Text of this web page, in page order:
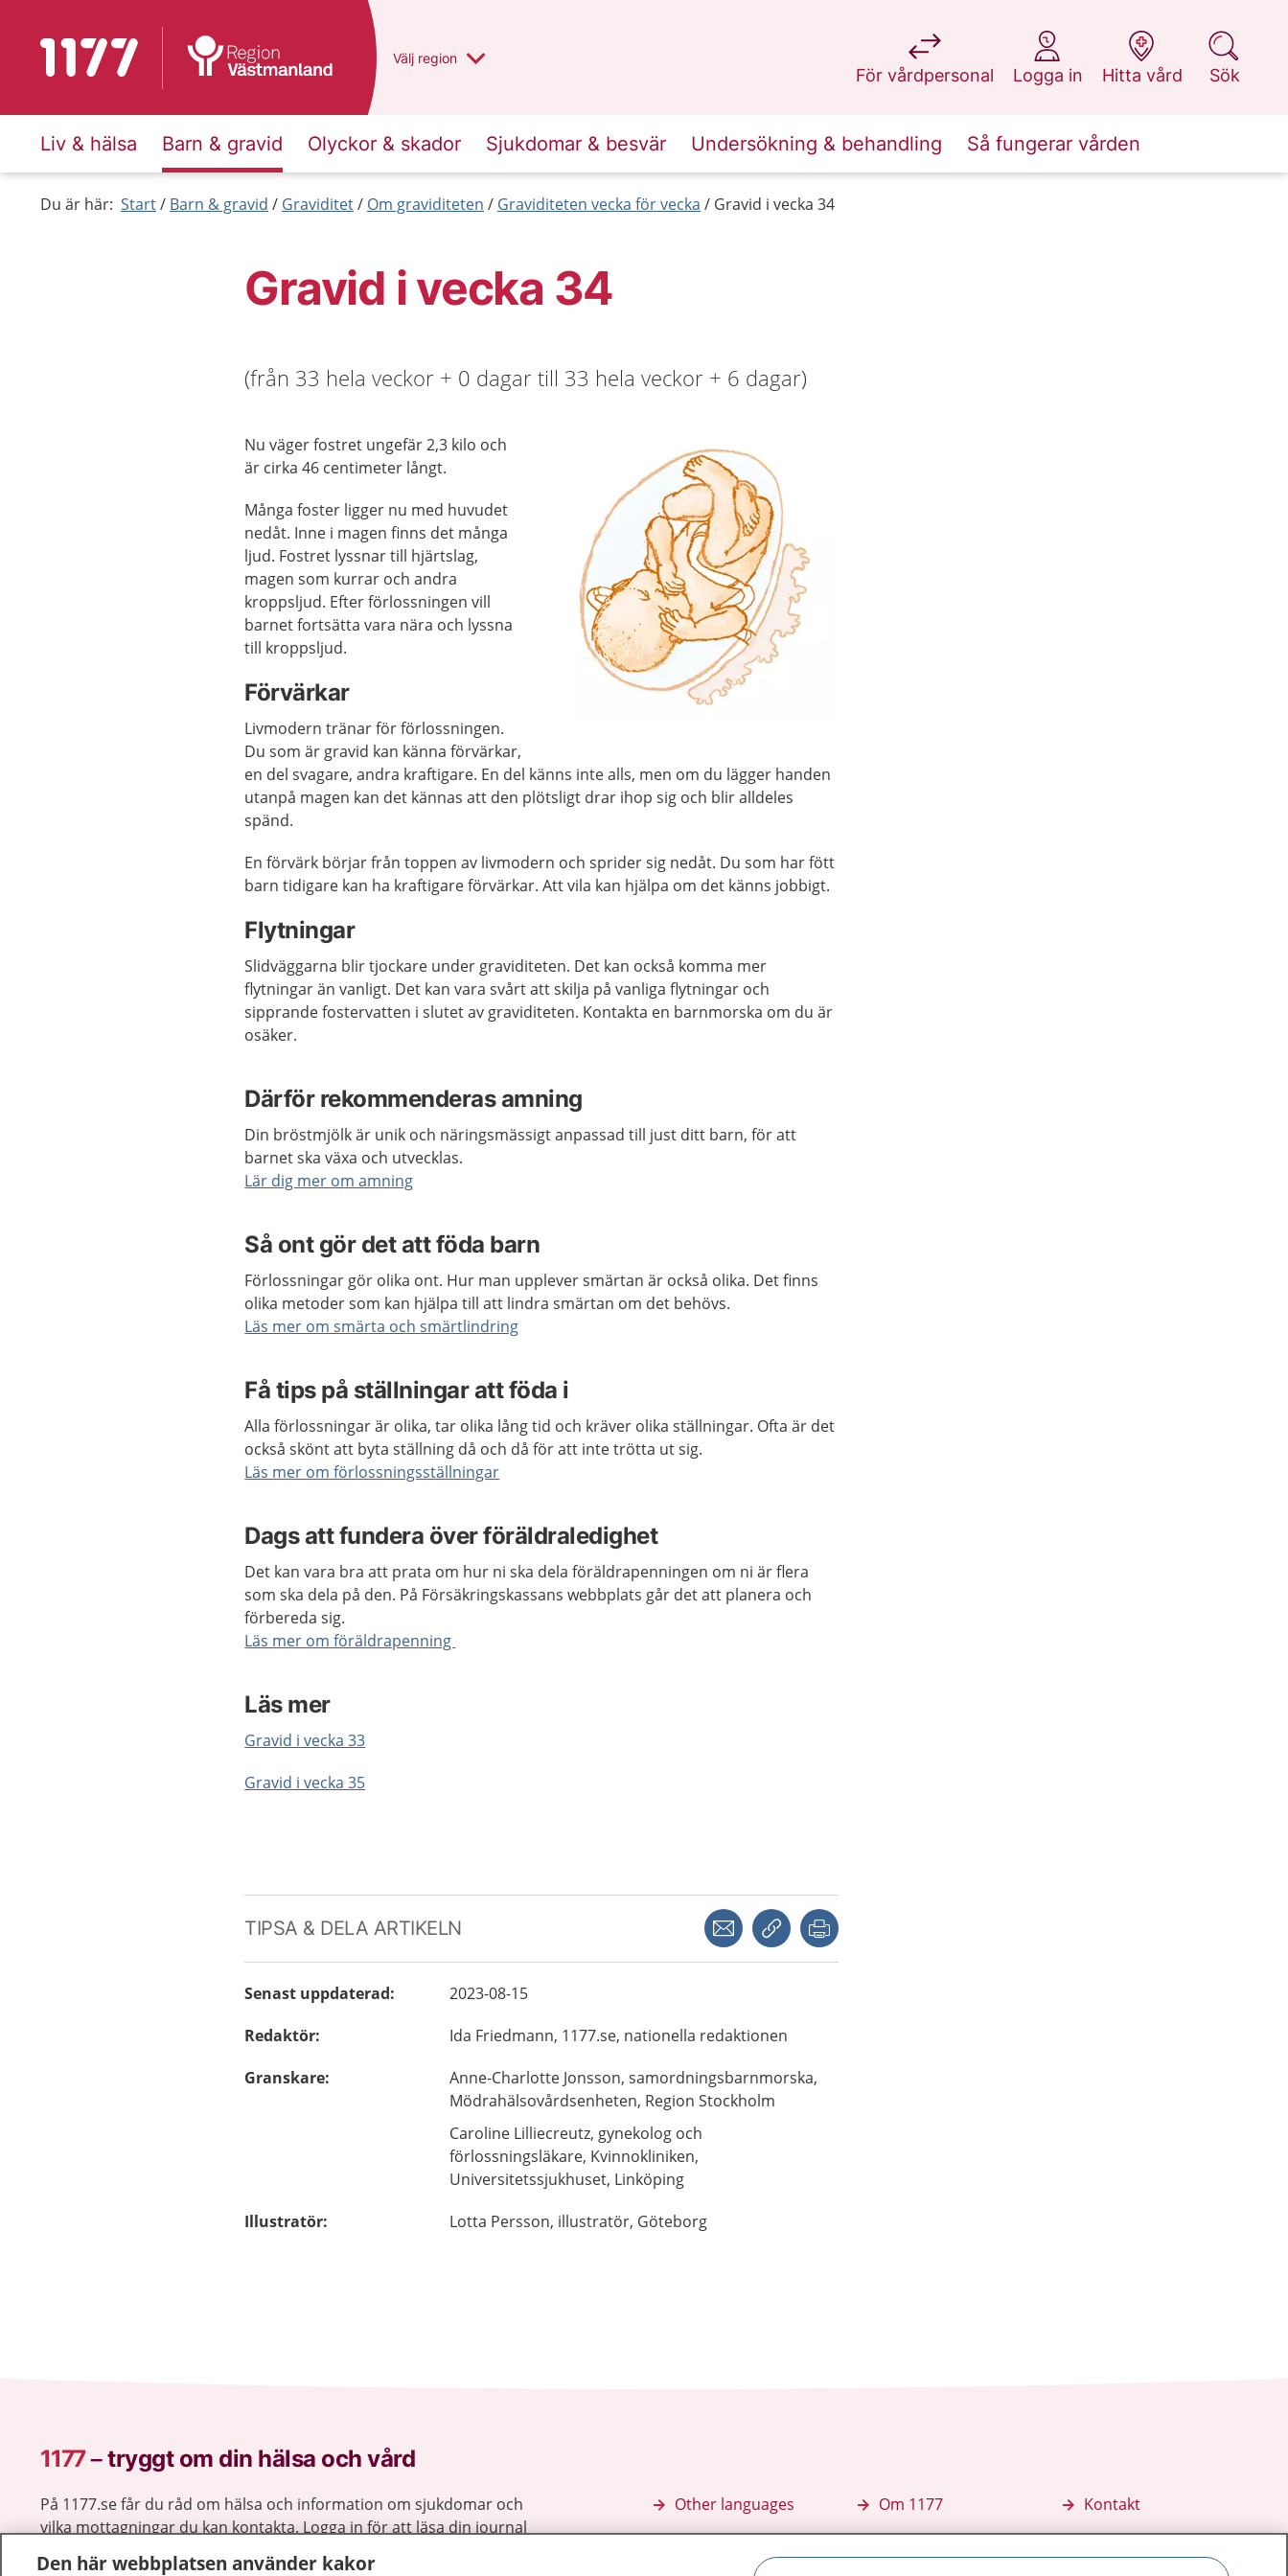
Till startsidan för 1177 Du har valt region
Välj en annan
region
För vårdpersonal
på 1177.se
Logga in
på 1177.se
Hitta vård
på 1177.se
Sök
på 1177.se
Liv & hälsa Barn & gravid Olyckor & skador Sjukdomar & besvär Undersökning & behandling Så fungerar vården
Du är här: Start Barn & gravid Graviditet Om graviditeten Graviditeten vecka för vecka Gravid i vecka 34
Gravid i vecka 34
(från 33 hela veckor + 0 dagar till 33 hela veckor + 6 dagar)
Nu väger fostret ungefär 2,3 kilo och
är cirka 46 centimeter långt.
Många foster ligger nu med huvudet
nedåt. Inne i magen finns det många
ljud. Fostret lyssnar till hjärtslag,
magen som kurrar och andra
kroppsljud. Efter förlossningen vill
barnet fortsätta vara nära och lyssna
till kroppsljud.
Förvärkar
Livmodern tränar för förlossningen.
Du som är gravid kan känna förvärkar,
en del svagare, andra kraftigare. En del känns inte alls, men om du lägger handen
utanpå magen kan det kännas att den plötsligt drar ihop sig och blir alldeles
spänd.
En förvärk börjar från toppen av livmodern och sprider sig nedåt. Du som har fött
barn tidigare kan ha kraftigare förvärkar. Att vila kan hjälpa om det känns jobbigt.
Flytningar
Slidväggarna blir tjockare under graviditeten. Det kan också komma mer
flytningar än vanligt. Det kan vara svårt att skilja på vanliga flytningar och
sipprande fostervatten i slutet av graviditeten. Kontakta en barnmorska om du är
osäker.
Därför rekommenderas amning
Din bröstmjölk är unik och näringsmässigt anpassad till just ditt barn, för att
barnet ska växa och utvecklas.
Lär dig mer om amning
Så ont gör det att föda barn
Förlossningar gör olika ont. Hur man upplever smärtan är också olika. Det finns
olika metoder som kan hjälpa till att lindra smärtan om det behövs.
Läs mer om smärta och smärtlindring
Få tips på ställningar att föda i
Alla förlossningar är olika, tar olika lång tid och kräver olika ställningar. Ofta är det
också skönt att byta ställning då och då för att inte trötta ut sig.
Läs mer om förlossningsställningar
Dags att fundera över föräldraledighet
Det kan vara bra att prata om hur ni ska dela föräldrapenningen om ni är flera
som ska dela på den. På Försäkringskassans webbplats går det att planera och
förbereda sig.
Läs mer om föräldrapenning
Läs mer
Gravid i vecka 33
Gravid i vecka 35
TIPSA & DELA ARTIKELN Dela via mejlKopiera länk
Senast uppdaterad:
2023-08-15
Redaktör: Ida Friedmann, 1177.se, nationella redaktionen
Granskare: Anne-Charlotte Jonsson, samordningsbarnmorska,
Mödrahälsovårdsenheten, Region Stockholm
Caroline Lilliecreutz, gynekolog och
förlossningsläkare, Kvinnokliniken,
Universitetssjukhuset, Linköping
Illustratör: Lotta Persson, illustratör, Göteborg
1177–tryggt om din hälsa och vård
På 1177.se får du råd om hälsa och information om sjukdomar och
vilka mottagningar du kan kontakta. Logga in för att läsa din journal
Other languages
Om 1177
Kontakt
Den här webbplatsen använder kakor